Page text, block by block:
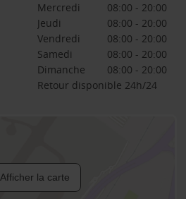
Mercredi
08:00 - 20:00
Jeudi
08:00 - 20:00
Vendredi
08:00 - 20:00
Samedi
08:00 - 20:00
Dimanche
08:00 - 20:00
Retour disponible 24h/24
Afficher la carte